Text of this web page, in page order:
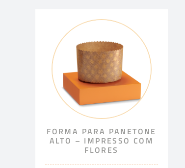
FORMA PARA PANETONE
ALTO – IMPRESSO COM
FLORES